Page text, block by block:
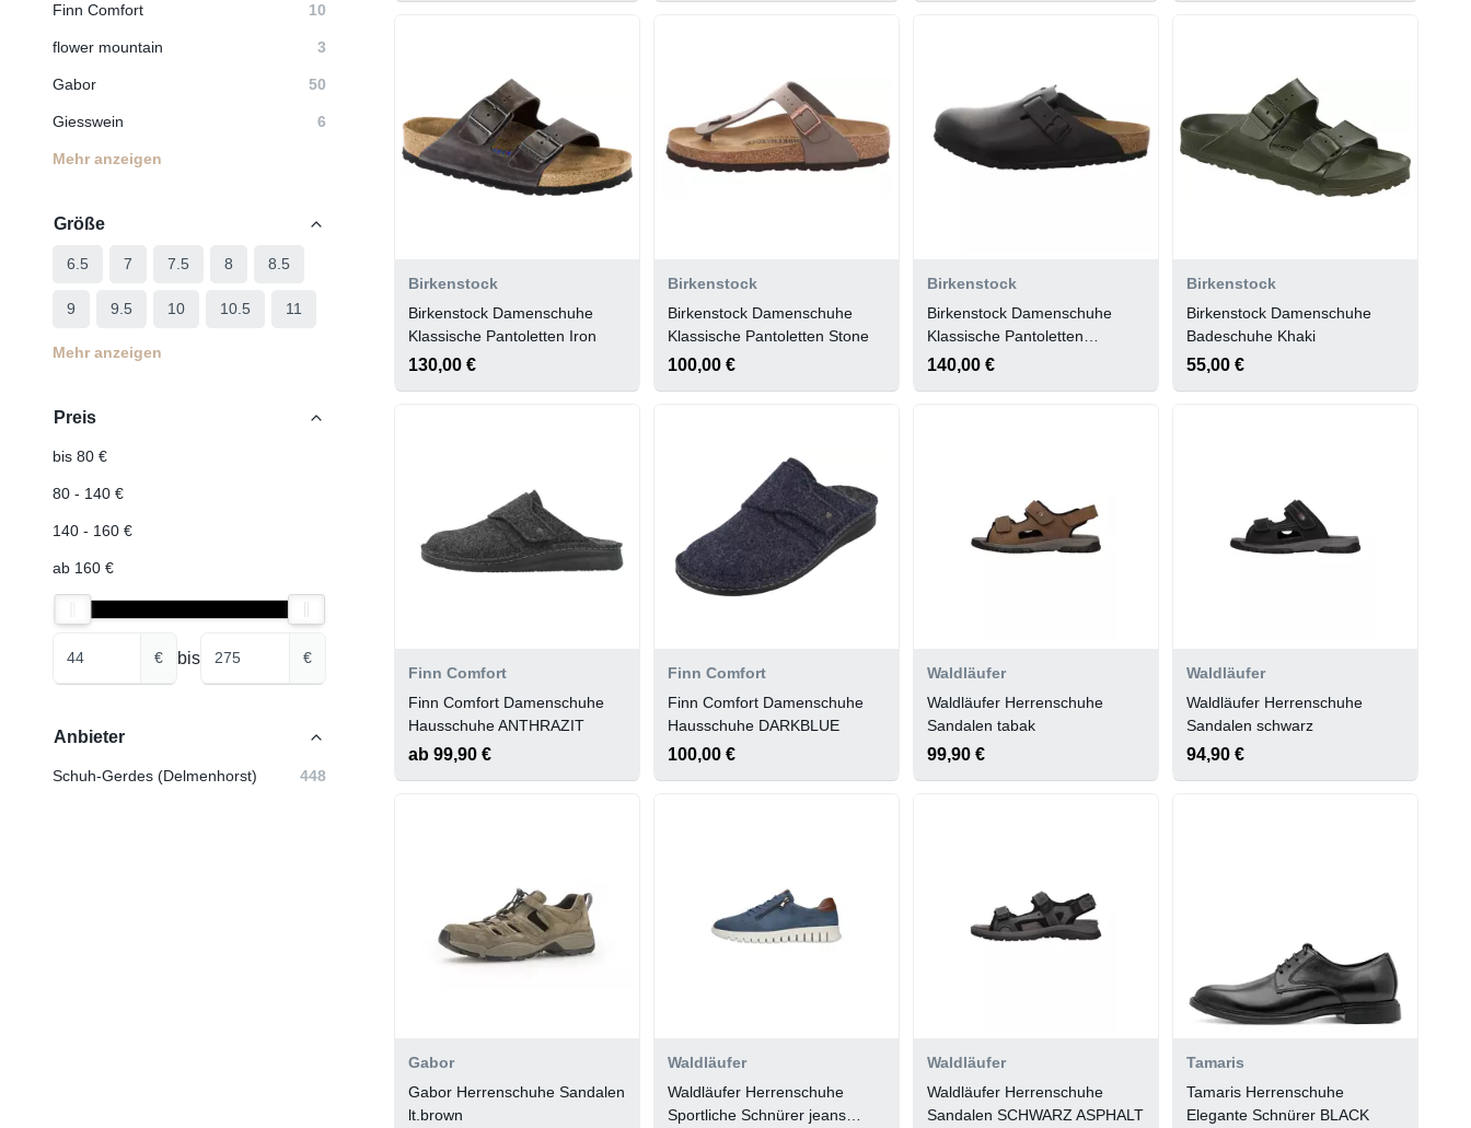
Finn Comfort 10
flower mountain 3
Gabor 50
Giesswein 6
Mehr anzeigen
Größe
6.5 7 7.5 8 8.5
9 9.5 10 10.5 11
Mehr anzeigen
Preis
bis 80 €
80 - 140 €
140 - 160 €
ab 160 €
€ bis €
Anbieter
Schuh-Gerdes (Delmenhorst) 448
Birkenstock
Birkenstock Damenschuhe
Klassische Pantoletten Iron
130,00 €
Birkenstock
Birkenstock Damenschuhe
Klassische Pantoletten Stone
100,00 €
Birkenstock
Birkenstock Damenschuhe
Klassische Pantoletten
Schwarz
140,00 €
Birkenstock
Birkenstock Damenschuhe
Badeschuhe Khaki
55,00 €
Finn Comfort
Finn Comfort Damenschuhe
Hausschuhe ANTHRAZIT
ab 99,90 €
Finn Comfort
Finn Comfort Damenschuhe
Hausschuhe DARKBLUE
100,00 €
Waldläufer
Waldläufer Herrenschuhe
Sandalen tabak
99,90 €
Waldläufer
Waldläufer Herrenschuhe
Sandalen schwarz
94,90 €
Gabor
Gabor Herrenschuhe Sandalen
lt.brown
Waldläufer
Waldläufer Herrenschuhe
Sportliche Schnürer jeans
Waldläufer
Waldläufer Herrenschuhe
Sandalen SCHWARZ ASPHALT
Tamaris
Tamaris Herrenschuhe
Elegante Schnürer BLACK